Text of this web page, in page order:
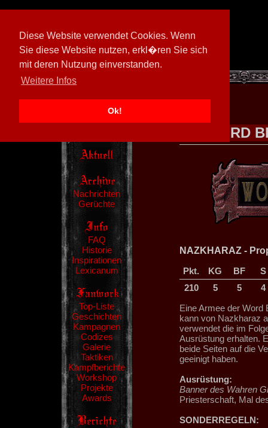
Diese Website verwendet Cookies. Wenn
Sie diese Website nutzen, erkl�ren Sie sich
mit deren Nutzung einverstanden.
Weitere Infos
Ok!
[ 605026/M3]
Nachrichten
Gerüchte
FAQ
Historie
Inspirationen
Lexicanum
Top-Liste
Geschichten
Kampagnen
Codizes
Galerie
Taktiken
Kampfberichte
Workshop
Projekte
Awards
WORD
NAZKHARAZ -
Pkt.
KG BF
S
210
5 5
4
Eine Armee der Word
kann von Nazkharaz
verwendet die im
Ausrüstung erhalten.
beide Seiten auf die
geeinigt haben.
Ausrüstung:
Banner des Wahren
Priesterschaft, Mal
SONDERREGELN: